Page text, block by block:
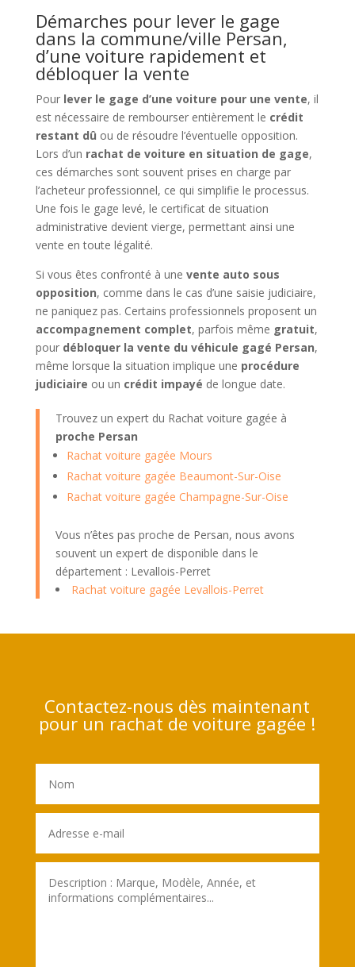
Démarches pour lever le gage
dans la commune/ville Persan,
d’une voiture rapidement et
débloquer la vente
Pour lever le gage d’une voiture pour une vente, il
est nécessaire de rembourser entièrement le crédit
restant dû ou de résoudre l’éventuelle opposition.
Lors d’un rachat de voiture en situation de gage,
ces démarches sont souvent prises en charge par
l’acheteur professionnel, ce qui simplifie le processus.
Une fois le gage levé, le certificat de situation
administrative devient vierge, permettant ainsi une
vente en toute légalité.
Si vous êtes confronté à une vente auto sous
opposition, comme dans le cas d’une saisie judiciaire,
ne paniquez pas. Certains professionnels proposent un
accompagnement complet, parfois même gratuit,
pour débloquer la vente du véhicule gagé Persan,
même lorsque la situation implique une procédure
judiciaire ou un crédit impayé de longue date.
Trouvez un expert du Rachat voiture gagée à
proche Persan
Rachat voiture gagée Mours
Rachat voiture gagée Beaumont-Sur-Oise
Rachat voiture gagée Champagne-Sur-Oise
Vous n’êtes pas proche de Persan, nous avons
souvent un expert de disponible dans le
département : Levallois-Perret
Rachat voiture gagée Levallois-Perret
Contactez-nous dès maintenant
pour un rachat de voiture gagée !